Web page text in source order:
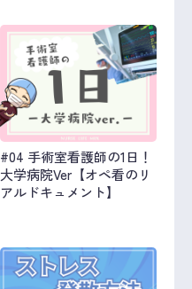
#04 手術室看護師の1日！
大学病院Ver【オペ看のリ
アルドキュメント】